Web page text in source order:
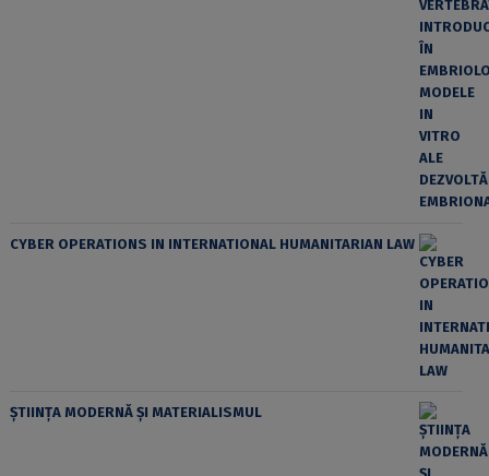
CYBER OPERATIONS IN INTERNATIONAL HUMANITARIAN LAW
ȘTIINȚA MODERNĂ ȘI MATERIALISMUL